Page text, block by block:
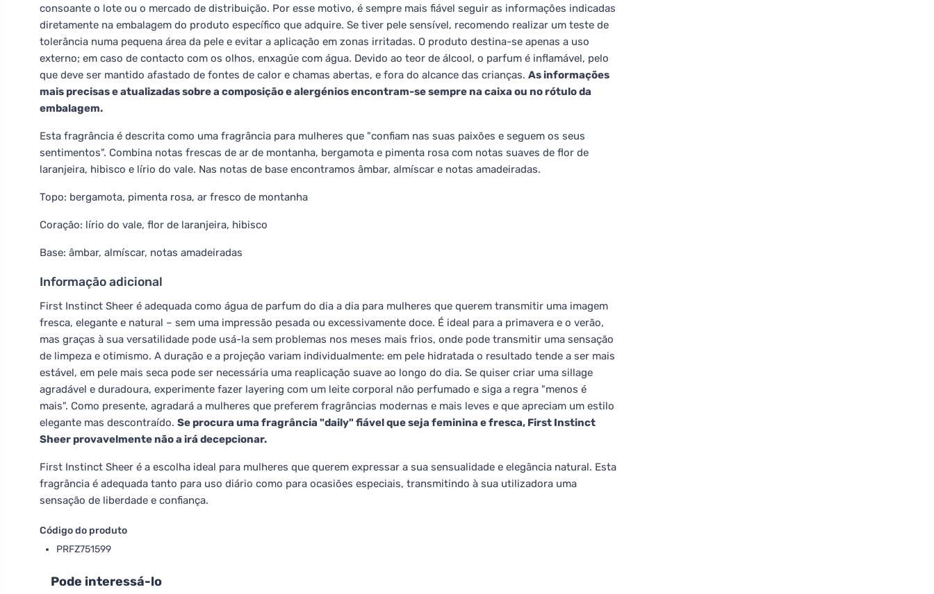
consoante o lote ou o mercado de distribuição. Por esse motivo, é sempre mais fiável seguir as informações indicadas
diretamente na embalagem do produto específico que adquire. Se tiver pele sensível, recomendo realizar um teste de
tolerância numa pequena área da pele e evitar a aplicação em zonas irritadas. O produto destina-se apenas a uso
externo; em caso de contacto com os olhos, enxagúe com água. Devido ao teor de álcool, o parfum é inflamável, pelo
que deve ser mantido afastado de fontes de calor e chamas abertas, e fora do alcance das crianças. As informações
mais precisas e atualizadas sobre a composição e alergénios encontram-se sempre na caixa ou no rótulo da
embalagem.
Esta fragrância é descrita como uma fragrância para mulheres que "confiam nas suas paixões e seguem os seus
sentimentos". Combina notas frescas de ar de montanha, bergamota e pimenta rosa com notas suaves de flor de
laranjeira, hibisco e lírio do vale. Nas notas de base encontramos âmbar, almíscar e notas amadeiradas.
Topo: bergamota, pimenta rosa, ar fresco de montanha
Coração: lírio do vale, flor de laranjeira, hibisco
Base: âmbar, almíscar, notas amadeiradas
Informação adicional
First Instinct Sheer é adequada como água de parfum do dia a dia para mulheres que querem transmitir uma imagem
fresca, elegante e natural – sem uma impressão pesada ou excessivamente doce. É ideal para a primavera e o verão,
mas graças à sua versatilidade pode usá-la sem problemas nos meses mais frios, onde pode transmitir uma sensação
de limpeza e otimismo. A duração e a projeção variam individualmente: em pele hidratada o resultado tende a ser mais
estável, em pele mais seca pode ser necessária uma reaplicação suave ao longo do dia. Se quiser criar uma sillage
agradável e duradoura, experimente fazer layering com um leite corporal não perfumado e siga a regra "menos é
mais". Como presente, agradará a mulheres que preferem fragrâncias modernas e mais leves e que apreciam um estilo
elegante mas descontraído. Se procura uma fragrância "daily" fiável que seja feminina e fresca, First Instinct
Sheer provavelmente não a irá decepcionar.
First Instinct Sheer é a escolha ideal para mulheres que querem expressar a sua sensualidade e elegância natural. Esta
fragrância é adequada tanto para uso diário como para ocasiões especiais, transmitindo à sua utilizadora uma
sensação de liberdade e confiança.
Código do produto
PRFZ751599
Pode interessá-lo